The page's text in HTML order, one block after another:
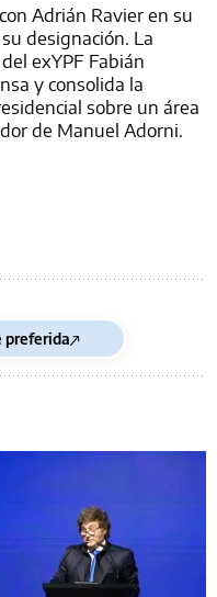
Adrián Ravier en su
designación. La
exYPF Fabián
y consolida la
sobre un área
de Manuel Adorni.
preferida